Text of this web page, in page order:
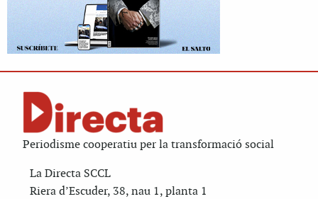
Periodisme cooperatiu per la transformació social
La Directa SCCL
Riera d’Escuder, 38, nau 1, planta 1